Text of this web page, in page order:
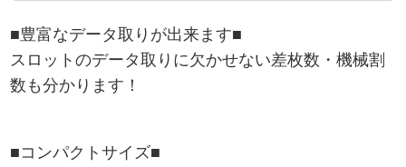
■豊富なデータ取りが出来ます■
スロットのデータ取りに欠かせない差枚数・機械割
数も分かります！
■コンパクトサイズ■